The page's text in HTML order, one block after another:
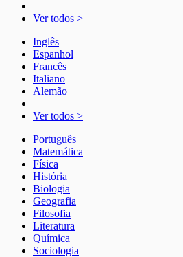
Ver todos >
Inglês
Espanhol
Francês
Italiano
Alemão
Ver todos >
Português
Matemática
Física
História
Biologia
Geografia
Filosofia
Literatura
Química
Sociologia